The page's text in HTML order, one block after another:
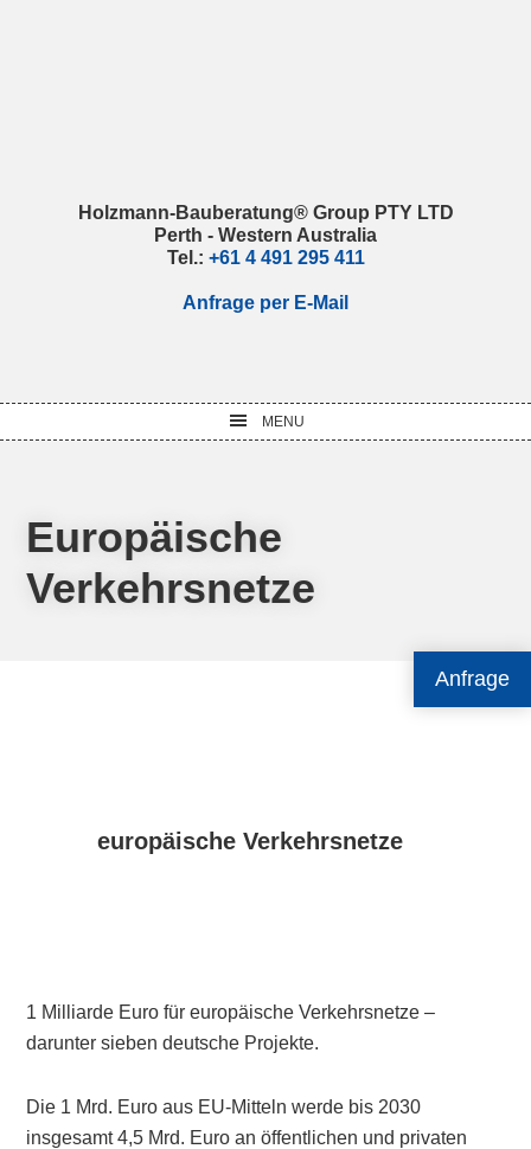
Anfrage
Holzmann-Bauberatung® Group PTY LTD
Perth - Western Australia
Tel.: +61 4 491 295 411
Anfrage per E-Mail
MENU
Europäische
Verkehrsnetze
europäische Verkehrsnetze
1 Milliarde Euro für europäische Verkehrsnetze –
darunter sieben deutsche Projekte.
Die 1 Mrd. Euro aus EU-Mitteln werde bis 2030
insgesamt 4,5 Mrd. Euro an öffentlichen und privaten